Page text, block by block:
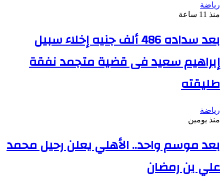
رياضة
منذ 11 ساعة
بعد سداده 486 ألف جنيه إخلاء سبيل
إبراهيم سعيد فى قضية متجمد نفقة
طليقته
رياضة
منذ يومين
بعد موسم واحد.. الأهلي يعلن رحيل محمد
علي بن رمضان